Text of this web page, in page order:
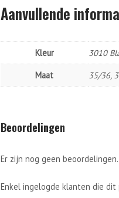
Aanvullende
Kleur
3010
Maat
35/36,
Beoordelingen
Er zijn nog geen beoordelingen.
Enkel ingelogde klanten die